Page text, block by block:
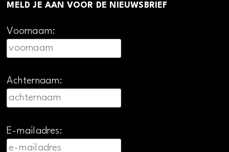
MELD JE AAN VOOR DE NIEUWSBRIEF
Voornaam:
Achternaam:
E-mailadres: